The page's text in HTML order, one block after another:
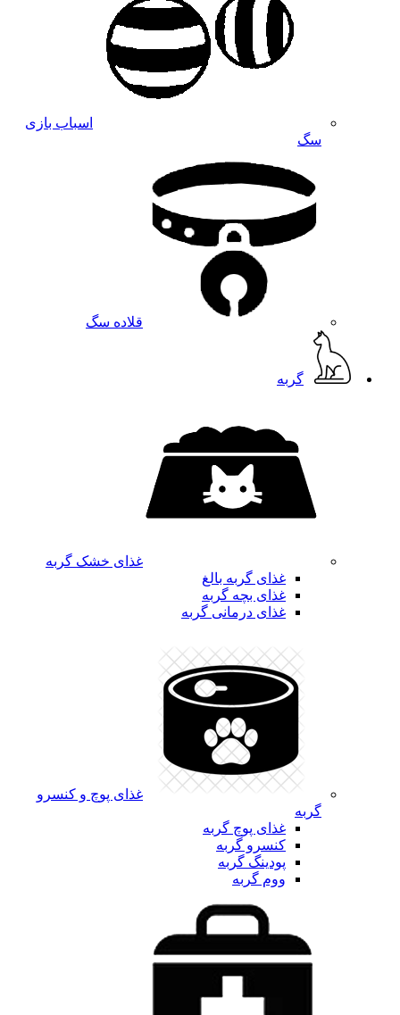
اسباب بازی
سگ
قلاده سگ
گربه
غذای خشک گربه
غذای گربه بالغ
غذای بچه گربه
غذای درمانی گربه
غذای پوچ و کنسرو
گربه
غذای پوچ گربه
کنسرو گربه
پودینگ گربه
ووم گربه